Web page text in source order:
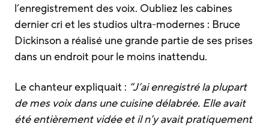
l’enregistrement des voix. Oubliez les cabines
dernier cri et les studios ultra-modernes : Bruce
Dickinson a réalisé une grande partie de ses prises
dans un endroit pour le moins inattendu.
Le chanteur expliquait : “J’ai enregistré la plupart
de mes voix dans une cuisine délabrée. Elle avait
été entièrement vidée et il n’y avait pratiquement